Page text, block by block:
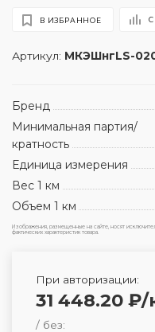
Артикул: МКЭШнгLS-
В ИЗБРАННОЕ
Бренд
Минимальная партия/
кратность
Единица измерения
Вес 1 км
Объем 1 км
Изображения, размещенные на сайте, носят
фактических характеристик товара.
При авторизации:
31 448.20
/ без: